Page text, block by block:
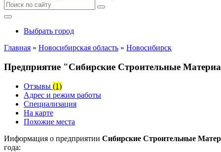
Выбрать город
Главная » Новосибирская область » Новосибирск
Предприятие "Сибирские Строительные
Отзывы (1)
Адрес и режим работы
Специализация
На карте
Похожие места
Информация о предприятии Сибирские Строительные
года: